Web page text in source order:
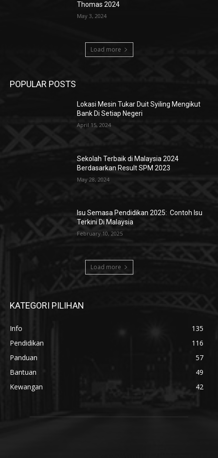
Thomas 2024
May 3, 2024
Load more
POPULAR POSTS
Lokasi Mesin Tukar Duit Syiling Mengikut
Bank Di Setiap Negeri
April 15, 2024
Sekolah Terbaik di Malaysia 2024
Berdasarkan Result SPM 2023
May 28, 2024
Isu Semasa Pendidikan 2025: Contoh Isu
Terkini Di Malaysia
February 10, 2025
Load more
KATEGORI PILIHAN
Info
135
Pendidikan
116
Panduan
57
Bantuan
49
Kewangan
42